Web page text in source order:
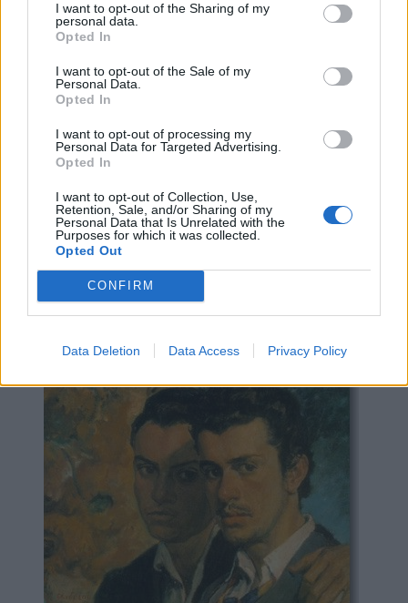
I want to opt-out of the Sharing of my
personal data.
Opted In
I want to opt-out of the Sale of my
Personal Data.
Opted In
I want to opt-out of processing my
Personal Data for Targeted Advertising.
Opted In
I want to opt-out of Collection, Use,
Retention, Sale, and/or Sharing of my
Personal Data that Is Unrelated with the
Purposes for which it was collected.
Opted Out
CONFIRM
Data Deletion Data Access Privacy Policy
ζωγράφων και των σχολών από τις οποίες εμπνέεται. Η
απόπειρά του να επωμιστεί τη συνολική υπεράσπιση της
απειλείται, τον οδηγεί σε μια εκλεκτικιστική και
συγκρητική αντιμετώπισή της από επάλξεις οι οποίες
τους μεταμοντέρνους υπερασπιστές της. Έτσι εξηγείται
και ο επιτυχημένος χαρακτηρισμός που ο Ζαχαρίας
επισημαίνοντας στην κριτική του το παράδοξο των
πηγών του: «ένας παρ’ ολίγο μοντέρνος». Επομένως το
έργο του Γεωργιάδη δεν είναι συντηρητικό, διότι δεν
υπακούει στα κελεύσματα της εποχής του αλλά έχει την
τραγικότητα κάποιου που τολμά να ορθώσει το ανάστημά